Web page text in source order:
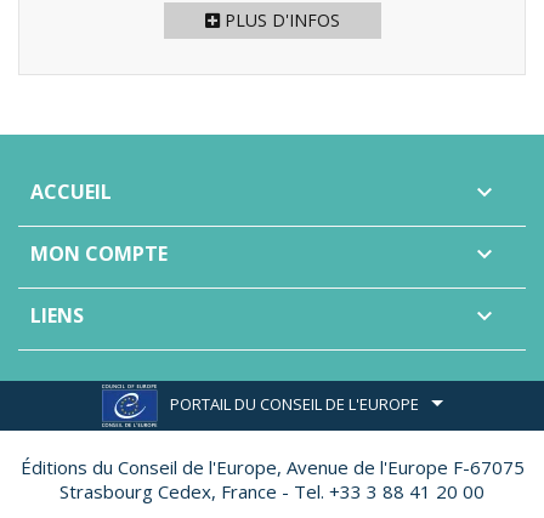
PLUS D'INFOS
ACCUEIL 
MON COMPTE 
LIENS 
PORTAIL DU CONSEIL DE L'EUROPE
Éditions du Conseil de l'Europe, Avenue de l'Europe F-67075
Strasbourg Cedex, France - Tel. +33 3 88 41 20 00